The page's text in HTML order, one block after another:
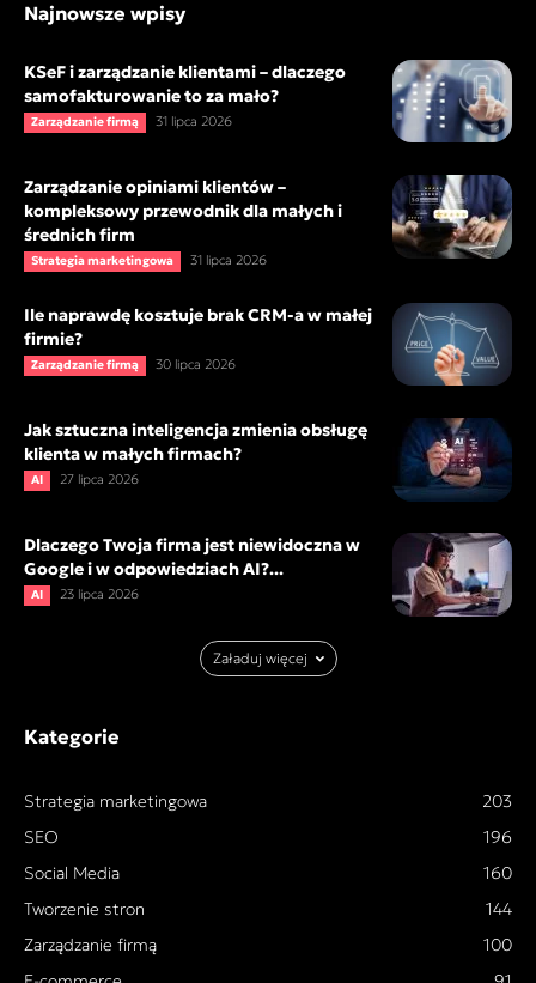
Najnowsze wpisy
KSeF i zarządzanie klientami – dlaczego
samofakturowanie to za mało?
Zarządzanie firmą 31 lipca 2026
Zarządzanie opiniami klientów –
kompleksowy przewodnik dla małych i
średnich firm
Strategia marketingowa 31 lipca 2026
Ile naprawdę kosztuje brak CRM-a w małej
firmie?
Zarządzanie firmą 30 lipca 2026
Jak sztuczna inteligencja zmienia obsługę
klienta w małych firmach?
AI 27 lipca 2026
Dlaczego Twoja firma jest niewidoczna w
Google i w odpowiedziach AI?...
AI 23 lipca 2026
Załaduj więcej
Kategorie
Strategia marketingowa
203
SEO
196
Social Media
160
Tworzenie stron
144
Zarządzanie firmą
100